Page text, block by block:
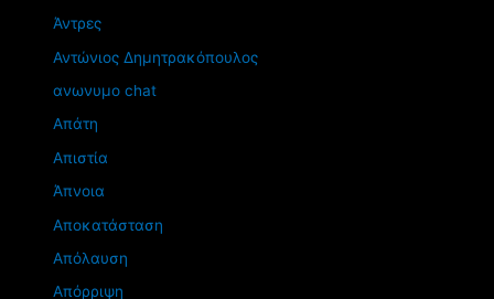
Άντρες
Αντώνιος Δημητρακόπουλος
ανωνυμο chat
Απάτη
Απιστία
Άπνοια
Αποκατάσταση
Απόλαυση
Απόρριψη